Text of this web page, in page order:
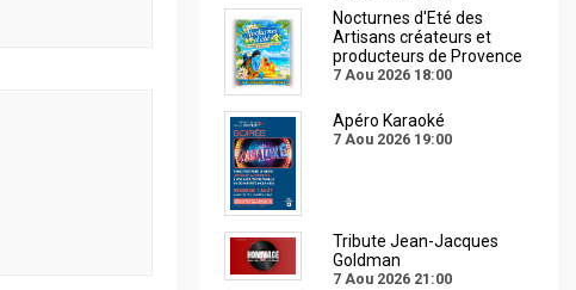
Nocturnes d'Eté des
Artisans créateurs et
producteurs de Provence
7 Aou 2026 18:00
Apéro Karaoké
7 Aou 2026 19:00
Tribute Jean-Jacques
Goldman
7 Aou 2026 21:00